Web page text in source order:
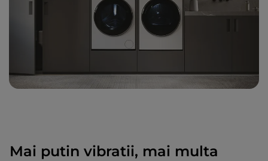
Mai putin vibratii, mai multa